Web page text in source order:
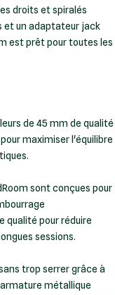
droits et spiralés
et un adaptateur jack
est prêt pour toutes les
de 45 mm de qualité
maximiser l'équilibre
sont conçues pour
qualité pour réduire
sessions.
trop serrer grâce à
métallique